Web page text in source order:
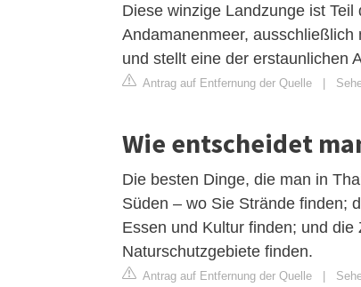
Diese winzige Landzunge ist
Andamanenmeer,
und stellt eine der erstaunlichen
Antrag auf Entfernung der Quelle
Wie entscheidet
Die besten Dinge, die man in
Süden – wo Sie Strände finden;
Essen und Kultur finden; und
Naturschutzgebiete finden.
Antrag auf Entfernung der Quelle